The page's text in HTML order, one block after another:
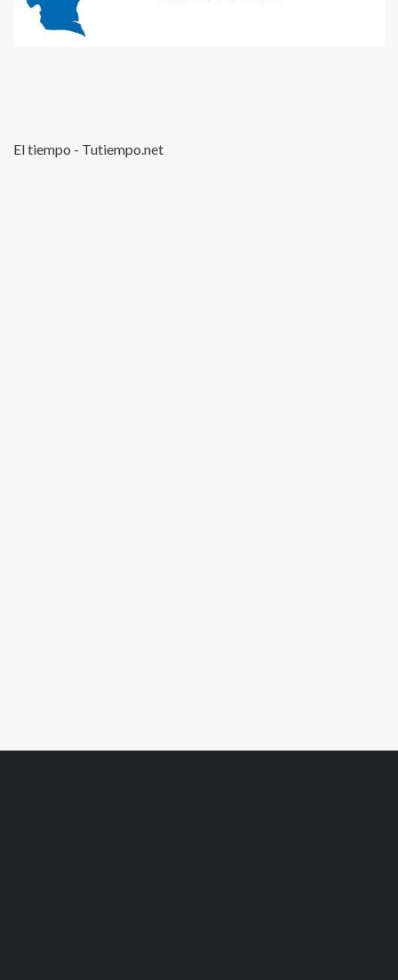
El tiempo - Tutiempo.net